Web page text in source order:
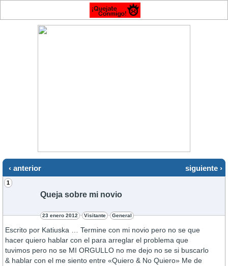
‹ anterior siguiente ›
1
Queja sobre mi novio
23 enero 2012 Visitante General
Escrito por Katiuska … Termine con mi novio pero no se que
hacer quiero hablar con el para arreglar el problema que
tuvimos pero no se MI ORGULLO no me dejo no se si buscarlo
& hablar con el me siento entre «Quiero & No Quiero» Me de